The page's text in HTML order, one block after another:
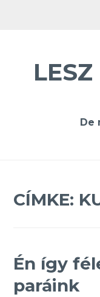
De
CÍMKE:
Én így
paráink